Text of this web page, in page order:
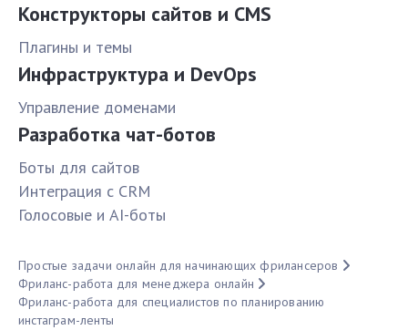
Конструкторы сайтов и CMS
Плагины и темы
Инфраструктура и DevOps
Управление доменами
Разработка чат-ботов
Боты для сайтов
Интеграция с CRM
Голосовые и AI-боты
Простые задачи онлайн для начинающих фрилансеров
Фриланс-работа для менеджера онлайн
Фриланс-работа для специалистов по планированию
инстаграм-ленты